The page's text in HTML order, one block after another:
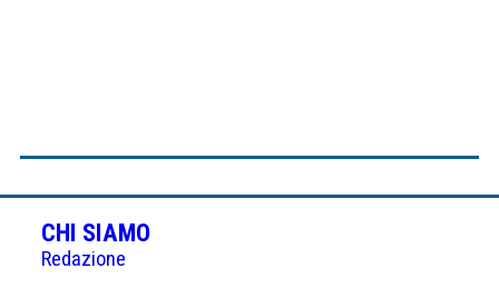
CHI SIAMO
Redazione